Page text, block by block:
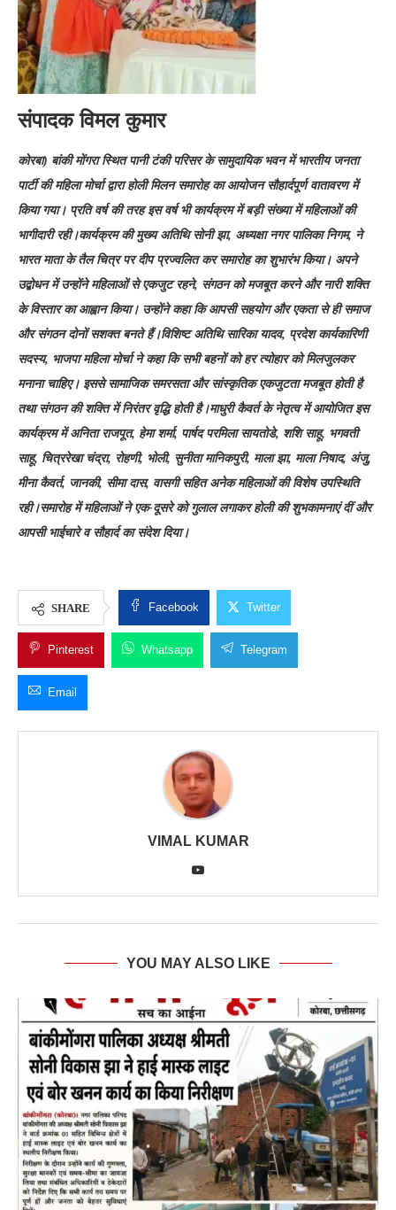
संपादक विमल कुमार
कोरबा) बांकी मोंगरा स्थित पानी टंकी परिसर के सामुदायिक भवन में भारतीय जनता
पार्टी की महिला मोर्चा द्वारा होली मिलन समारोह का आयोजन सौहार्दपूर्ण वातावरण में
किया गया। प्रति वर्ष की तरह इस वर्ष भी कार्यक्रम में बड़ी संख्या में महिलाओं की
भागीदारी रही।कार्यक्रम की मुख्य अतिथि सोनी झा, अध्यक्षा नगर पालिका निगम, ने
भारत माता के तैल चित्र पर दीप प्रज्वलित कर समारोह का शुभारंभ किया। अपने
उद्बोधन में उन्होंने महिलाओं से एकजुट रहने, संगठन को मजबूत करने और नारी शक्ति
के विस्तार का आह्वान किया। उन्होंने कहा कि आपसी सहयोग और एकता से ही समाज
और संगठन दोनों सशक्त बनते हैं।विशिष्ट अतिथि सारिका यादव, प्रदेश कार्यकारिणी
सदस्य, भाजपा महिला मोर्चा ने कहा कि सभी बहनों को हर त्योहार को मिलजुलकर
मनाना चाहिए। इससे सामाजिक समरसता और सांस्कृतिक एकजुटता मजबूत होती है
तथा संगठन की शक्ति में निरंतर वृद्धि होती है।माधुरी कैवर्त के नेतृत्व में आयोजित इस
कार्यक्रम में अनिता राजपूत, हेमा शर्मा, पार्षद परमिला सायतोडे, शशि साहू, भगवती
साहू, चित्ररेखा चंद्रा, रोहणी, भोली, सुनीता मानिकपुरी, माला झा, माला निषाद, अंजु,
मीना कैवर्त, जानकी, सीमा दास, वासगी सहित अनेक महिलाओं की विशेष उपस्थिति
रही।समारोह में महिलाओं ने एक-दूसरे को गुलाल लगाकर होली की शुभकामनाएं दीं और
आपसी भाईचारे व सौहार्द का संदेश दिया।
SHARE Facebook Twitter
Pinterest Whatsapp Telegram
Email
VIMAL KUMAR
YOU MAY ALSO LIKE